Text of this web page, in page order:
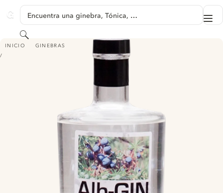
GINVENTORY
Encuentra una ginebra, Tónica, …
Buscar
INICIO GINEBRAS
ALB-GIN